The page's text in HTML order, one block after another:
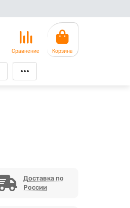
Сравнение Корзина
Доставка по
России